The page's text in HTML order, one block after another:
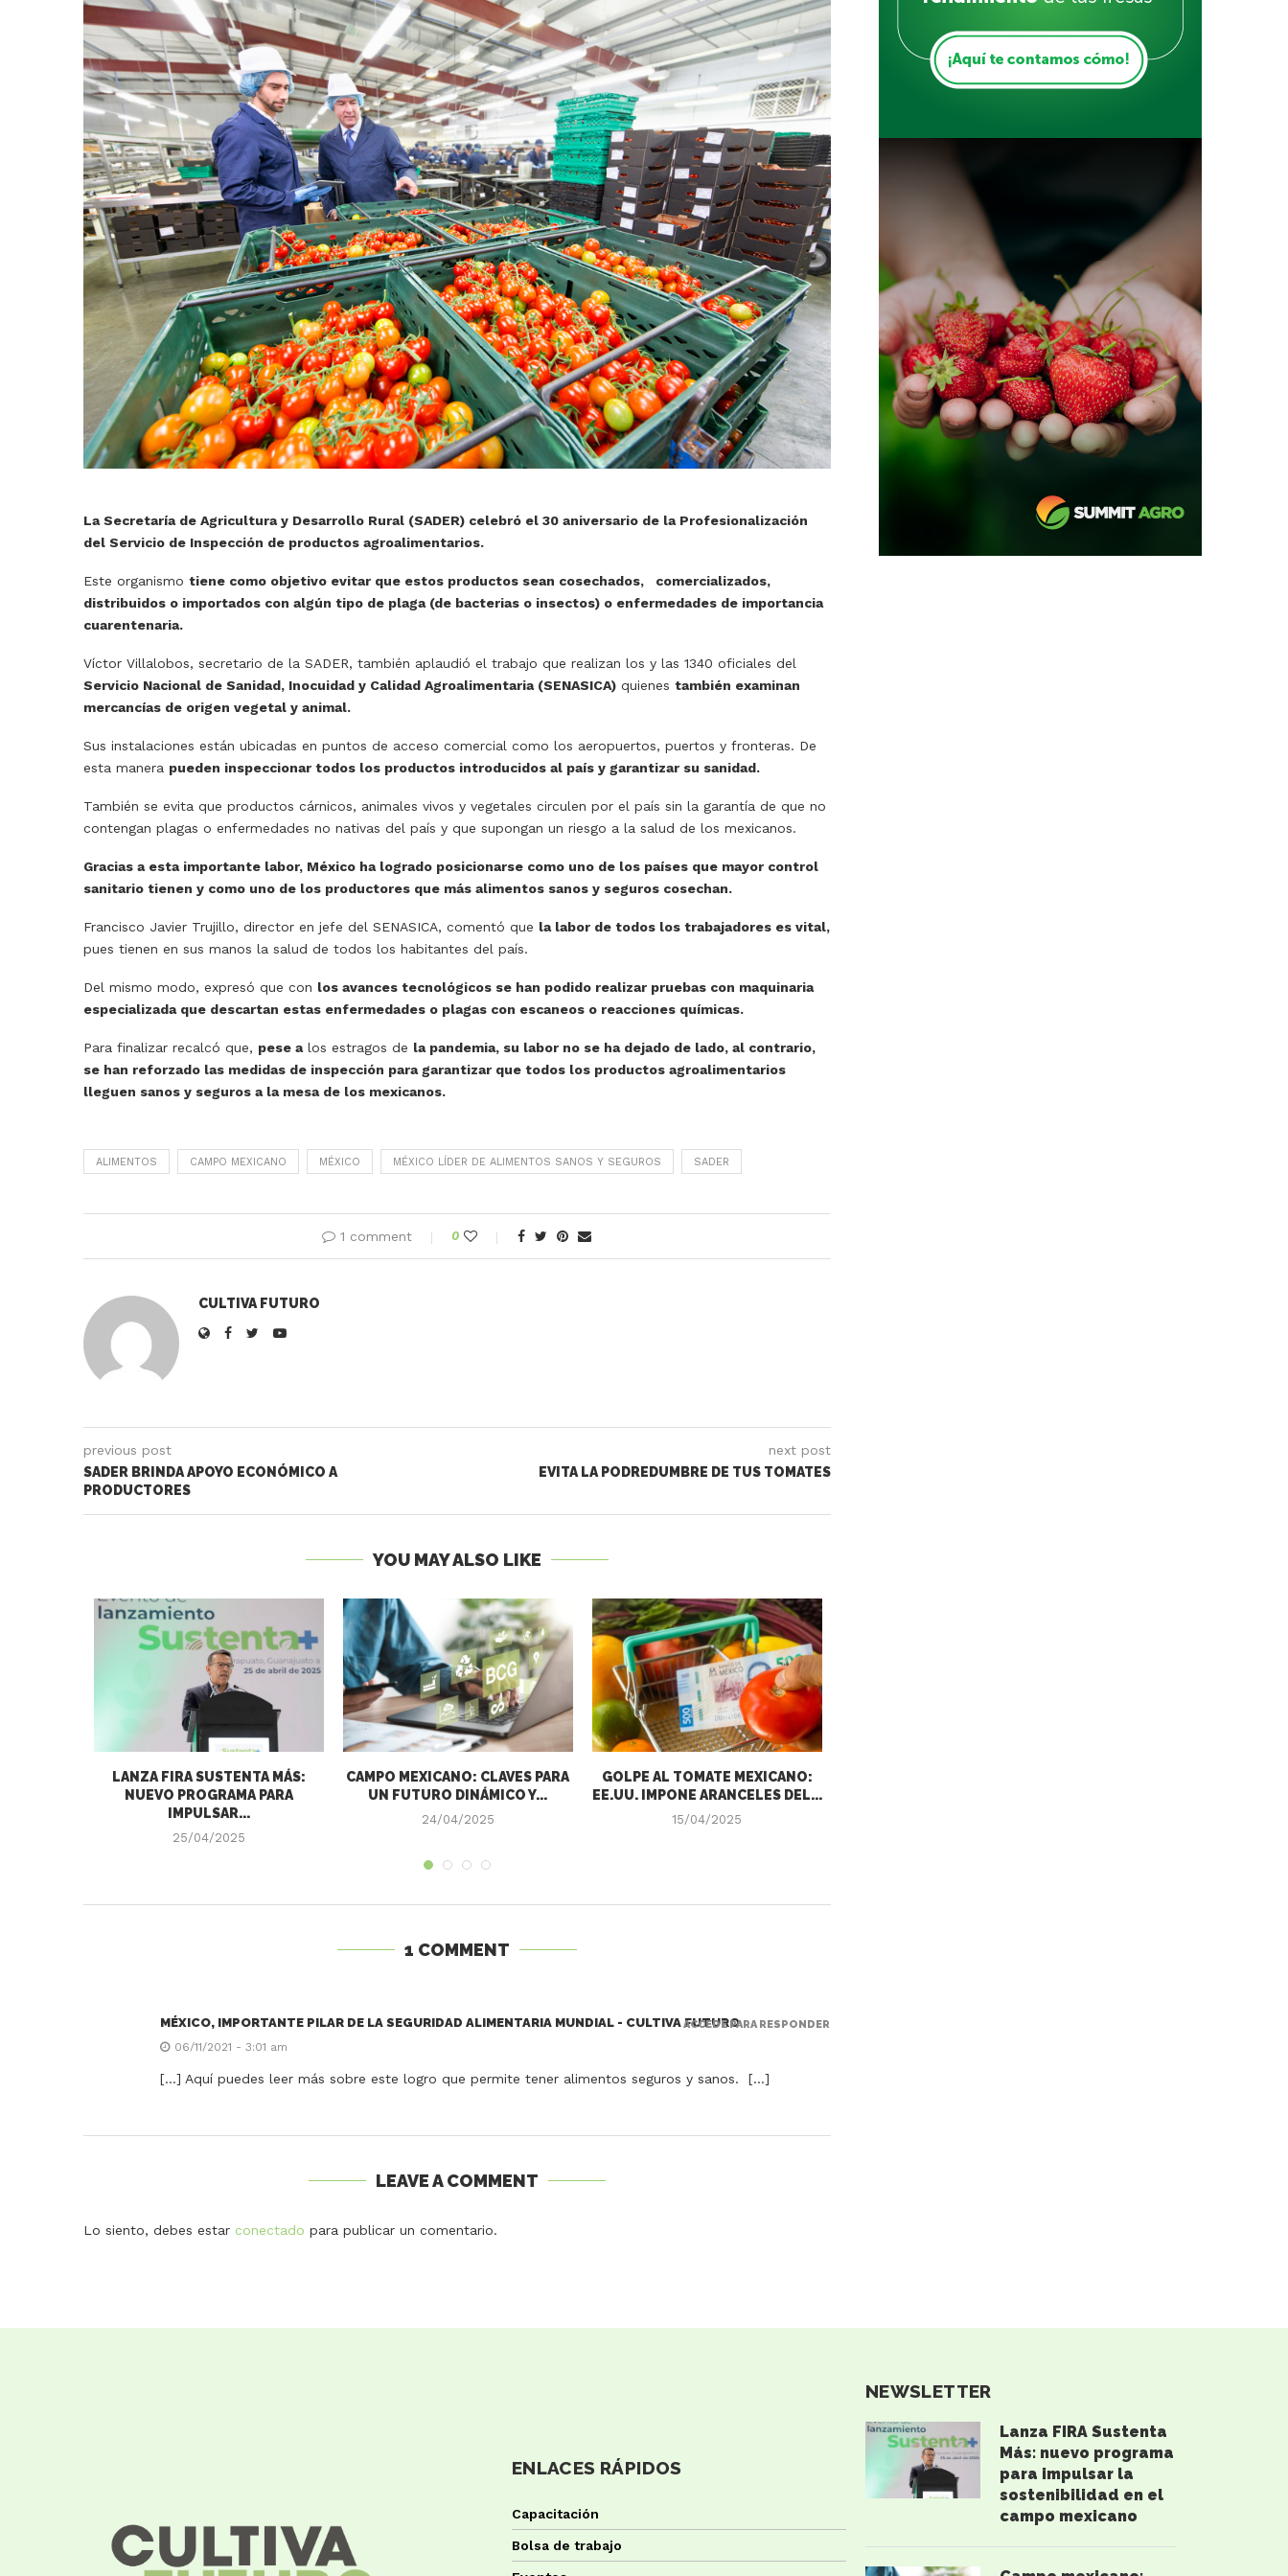
La Secretaría de Agricultura y Desarrollo Rural (SADER) celebró el 30 aniversario de la Profesionalización
del Servicio de Inspección de productos agroalimentarios.
Este organismo tiene como objetivo evitar que estos productos sean cosechados, comercializados,
distribuidos o importados con algún tipo de plaga (de bacterias o insectos) o enfermedades de importancia
cuarentenaria.
Víctor Villalobos, secretario de la SADER, también aplaudió el trabajo que realizan los y las 1340 oficiales del
Servicio Nacional de Sanidad, Inocuidad y Calidad Agroalimentaria (SENASICA) quienes también examinan
mercancías de origen vegetal y animal.
Sus instalaciones están ubicadas en puntos de acceso comercial como los aeropuertos, puertos y fronteras. De
esta manera pueden inspeccionar todos los productos introducidos al país y garantizar su sanidad.
También se evita que productos cárnicos, animales vivos y vegetales circulen por el país sin la garantía de que no
contengan plagas o enfermedades no nativas del país y que supongan un riesgo a la salud de los mexicanos.
Gracias a esta importante labor, México ha logrado posicionarse como uno de los países que mayor control
sanitario tienen y como uno de los productores que más alimentos sanos y seguros cosechan.
Francisco Javier Trujillo, director en jefe del SENASICA, comentó que la labor de todos los trabajadores es vital,
pues tienen en sus manos la salud de todos los habitantes del país.
Del mismo modo, expresó que con los avances tecnológicos se han podido realizar pruebas con maquinaria
especializada que descartan estas enfermedades o plagas con escaneos o reacciones químicas.
Para finalizar recalcó que, pese alos estragos de la pandemia, su labor no se ha dejado de lado, al contrario,
se han reforzado las medidas de inspección para garantizar que todos los productos agroalimentarios
lleguen sanos y seguros a la mesa de los mexicanos.
ALIMENTOS CAMPO MEXICANO MÉXICO MÉXICO LÍDER DE ALIMENTOS SANOS Y SEGUROS SADER
1 comment 0
CULTIVA FUTURO
previous post
SADER BRINDA APOYO ECONÓMICO A
PRODUCTORES
next post
EVITA LA PODREDUMBRE DE TUS TOMATES
YOU MAY ALSO LIKE
LANZA FIRA SUSTENTA MÁS:
NUEVO PROGRAMA PARA
IMPULSAR...
25/04/2025
CAMPO MEXICANO: CLAVES PARA
UN FUTURO DINÁMICO Y...
24/04/2025
GOLPE AL TOMATE MEXICANO:
EE.UU. IMPONE ARANCELES DEL...
15/04/2025
1 COMMENT
MÉXICO, IMPORTANTE PILAR DE LA SEGURIDAD ALIMENTARIA MUNDIAL - CULTIVA FUTURO
06/11/2021 - 3:01 am
[…] Aquí puedes leer más sobre este logro que permite tener alimentos seguros y sanos. […]
ACCEDE PARA RESPONDER
LEAVE A COMMENT
Lo siento, debes estar conectado para publicar un comentario.
ENLACES RÁPIDOS
Capacitación
Bolsa de trabajo
NEWSLETTER
Lanza FIRA Sustenta
Más: nuevo programa
para impulsar la
sostenibilidad en el
campo mexicano